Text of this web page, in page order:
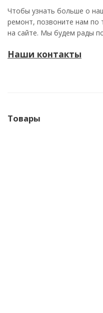
Чтобы узнать больше о
ремонт, позвоните нам по
на сайте. Мы будем рады
Наши контакты
Товары